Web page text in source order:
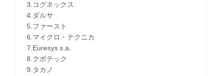
3.コグネックス
4.ダルサ
5.ファースト
6.マイクロ・テクニカ
7.Euresys s.a.
8.クボテック
9.タカノ